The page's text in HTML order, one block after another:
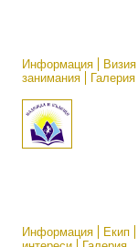
Информация
Визия
занимания
Галерия
Информация
Екип